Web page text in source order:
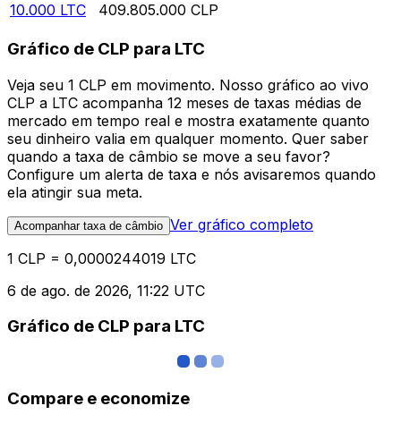
10.000 LTC 409.805.000 CLP
Gráfico de CLP para LTC
Veja seu 1 CLP em movimento. Nosso gráfico ao vivo
CLP a LTC acompanha 12 meses de taxas médias de
mercado em tempo real e mostra exatamente quanto
seu dinheiro valia em qualquer momento. Quer saber
quando a taxa de câmbio se move a seu favor?
Configure um alerta de taxa e nós avisaremos quando
ela atingir sua meta.
Acompanhar taxa de câmbio Ver gráfico completo
1 CLP = 0,0000244019 LTC
6 de ago. de 2026, 11:22 UTC
Gráfico de CLP para LTC
Compare e economize